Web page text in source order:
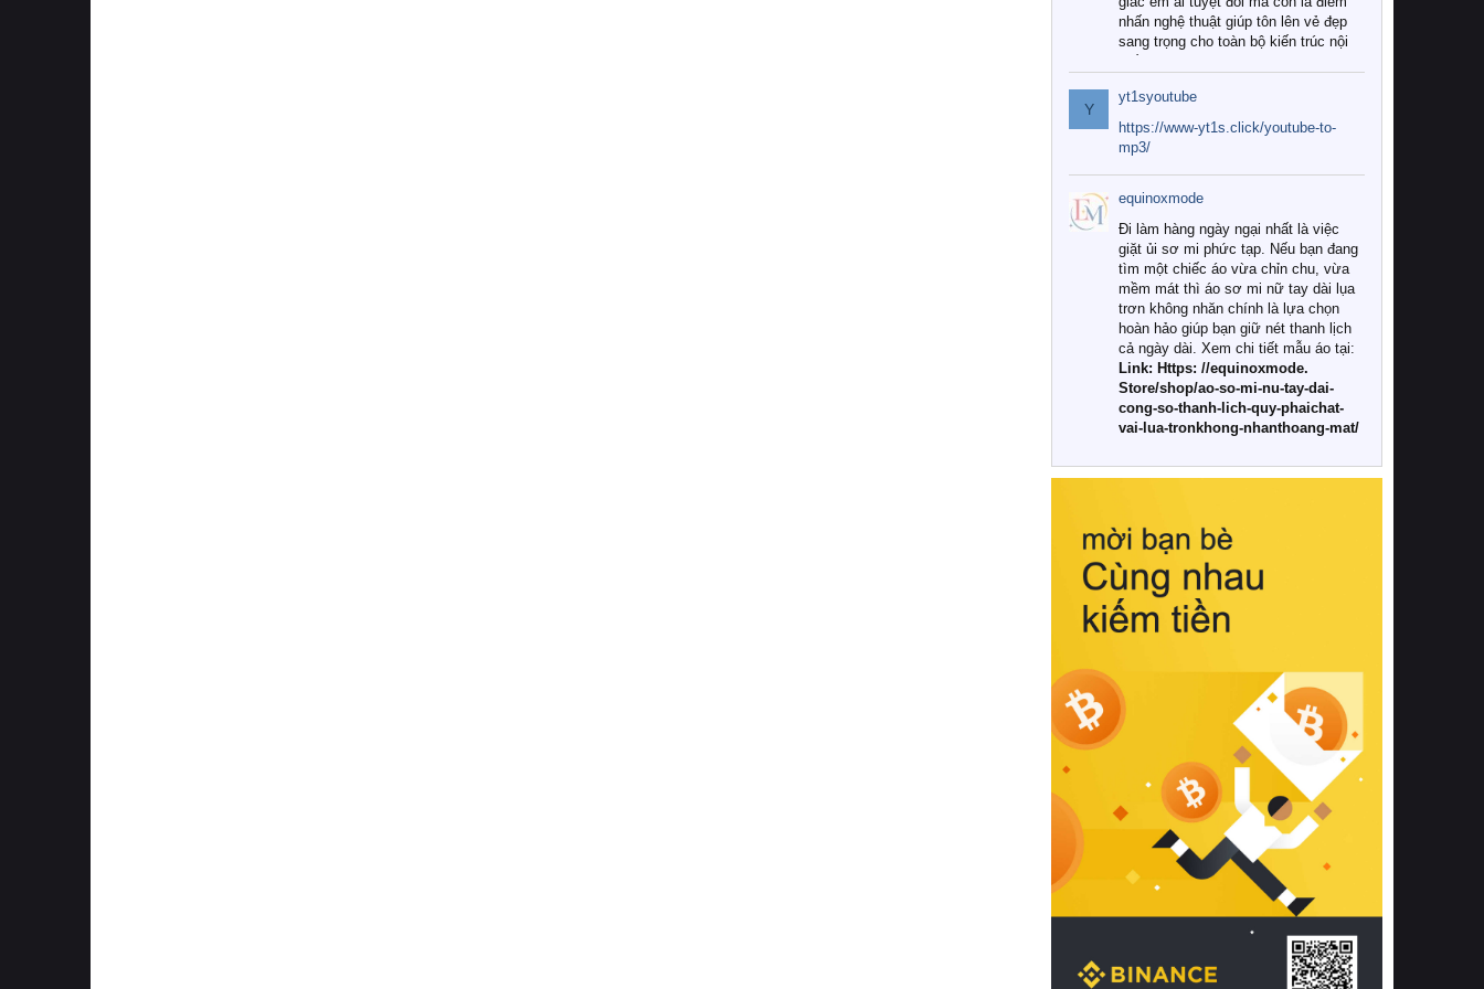
nhấn nghệ thuật giúp tôn lên vẻ đẹp
sang trọng cho toàn bộ kiến trúc nội
Tuy nhiên, giữa thị trường đa dạng
với vô vàn thương hiệu và mẫu mã
như hiện nay, làm thế nào để chọn
được những bộ chăn ga gối đệm cao
cấp thực sự chất lượng, phù hợp với
khí hậu và nhu cầu sử dụng của gia
đình? Hãy cùng chúng tôi đi tìm lời
giải đáp chi tiết qua bài viết dưới đây.
1. Tại sao các gia đình hiện đại lại ưa
chuộng chăn ga gối đệm cao cấp?
Khác với các dòng sản phẩm thông
thường, những bộ chăn ga gối đệm
cao cấp trải qua quy trình sản xuất
nghiêm ngặt từ khâu chọn lọc nguyên
liệu tự nhiên đến công nghệ dệt
nhuộm hiện đại không chứa hóa chất
này, bạn sẽ cảm nhận rõ rệt sự khác
hồi chuẩn xác của phần đệm nâng đỡ
cột sống.
Bên cạnh đó, việc lựa chọn các dòng
sản phẩm đạt chuẩn chất lượng quốc
tế còn giúp ngăn ngừa tình trạng kích
khuẩn và nấm mốc trong điều kiện
thời tiết nóng ẩm. Bạn có thể tìm hiểu
thêm các nghiên cứu khoa học về tác
động của giấc ngủ và môi trường
phòng ngủ đối với sức khỏe con
người tại Sleep Foundation (External
Link) để có cái nhìn toàn diện hơn.
2. Các tiêu chí vàng khi lựa chọn
chăn ga gối đệm cao cấp cho phòng
ngủ
Để sở hữu một bộ chăn ga gối đệm
cao cấp hoàn hảo cả về thẩm mỹ lẫn
công năng, người tiêu dùng cần cân
nhắc kỹ lưỡng các tiêu chí quan trọng
Y
yt1syoutube
https://www-yt1s.click/youtube-to-
mp3/
equinoxmode
Đi làm hàng ngày ngại nhất là việc
giặt ủi sơ mi phức tạp. Nếu bạn đang
tìm một chiếc áo vừa chỉn chu, vừa
mềm mát thì áo sơ mi nữ tay dài lụa
trơn không nhăn chính là lựa chọn
hoàn hảo giúp bạn giữ nét thanh lịch
cả ngày dài. Xem chi tiết mẫu áo tại:
Link: Https: //equinoxmode.
Store/shop/ao-so-mi-nu-tay-dai-
cong-so-thanh-lich-quy-phaichat-
vai-lua-tronkhong-nhanthoang-mat/